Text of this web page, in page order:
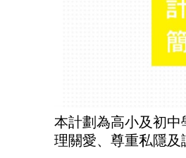
本計劃為高小及初
理關愛、尊重私隱及